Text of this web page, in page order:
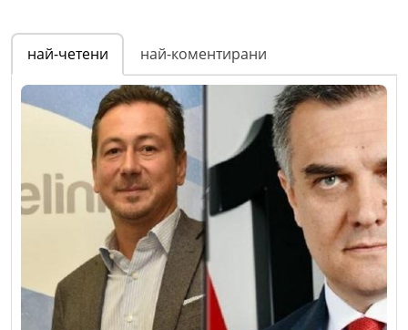
най-четени най-коментирани